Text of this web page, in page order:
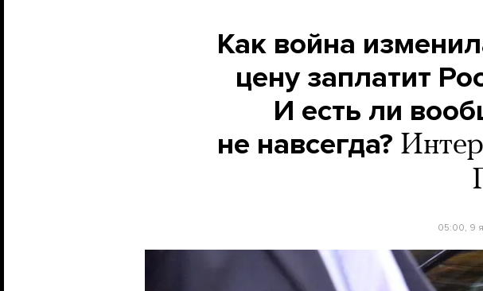
Как война
цену заплатит
И есть ли
не навсегда?
05:00, 9